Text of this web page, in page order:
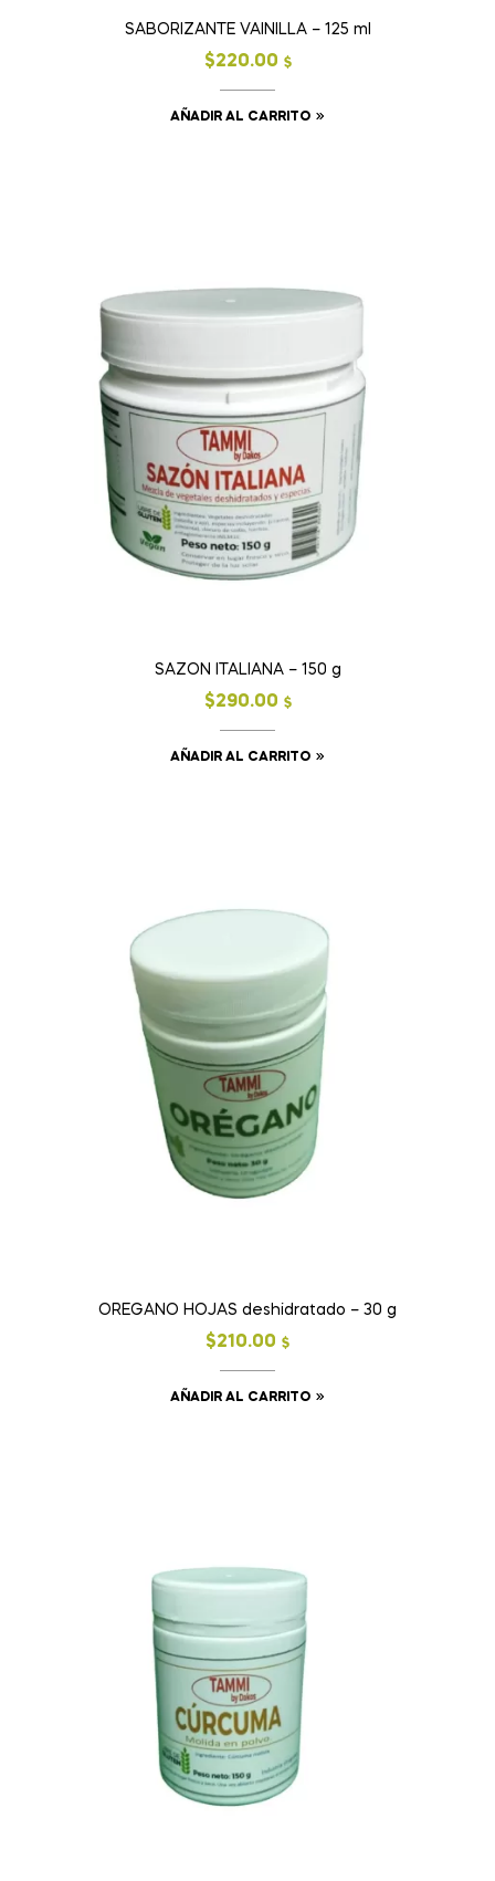
SABORIZANTE VAINILLA – 125 ml
$220.00 $
AÑADIR AL CARRITO
SAZON ITALIANA – 150 g
$290.00 $
AÑADIR AL CARRITO
OREGANO HOJAS deshidratado – 30 g
$210.00 $
AÑADIR AL CARRITO